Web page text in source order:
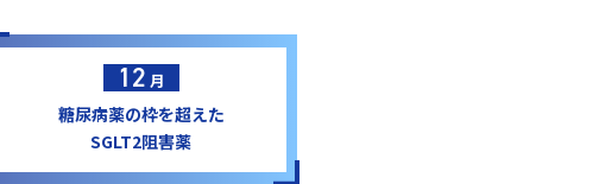
12 月
糖尿病薬の枠を超えた
SGLT2阻害薬